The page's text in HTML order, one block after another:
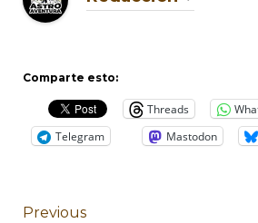
Comparte esto:
Threads
Telegram
Mastodon
Previous